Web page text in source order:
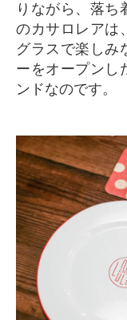
りながら、落ち
のカサロレアは
グラスで楽しみ
ーをオープンし
ンドなのです。